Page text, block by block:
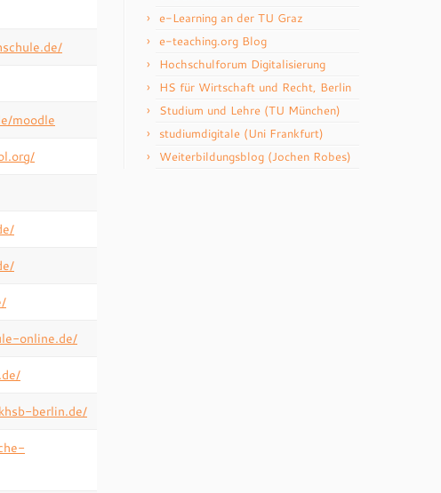
moodle
online.de/
berlin.de/
e-Learning an der TU Graz
e-teaching.org Blog
Hochschulforum Digitalisierung
HS für Wirtschaft und Recht, Berlin
Studium und Lehre (TU München)
studiumdigitale (Uni Frankfurt)
Weiterbildungsblog (Jochen Robes)